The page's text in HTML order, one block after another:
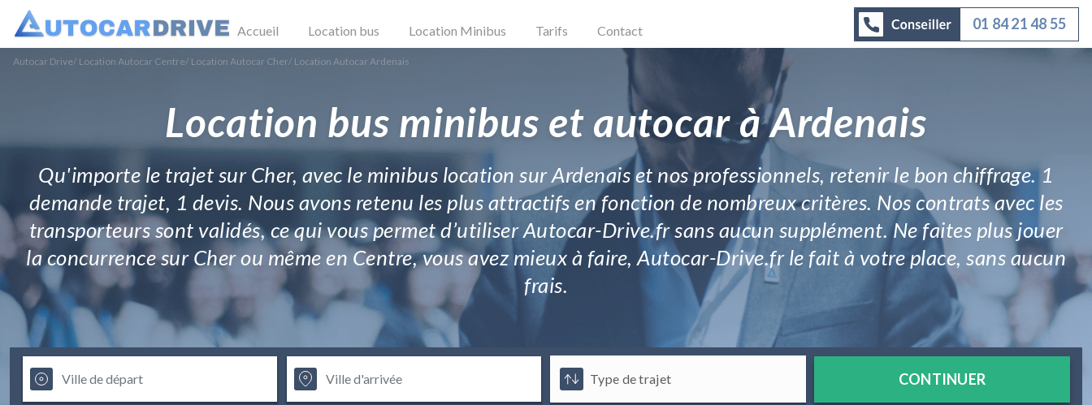
Accueil Location bus Location Minibus Tarifs Contact 01 84 21 48 55
Autocar Drive/ Location Autocar Centre/ Location Autocar Cher/ Location Autocar Ardenais
Location bus minibus et autocar à Ardenais
Qu'importe le trajet sur Cher, avec le minibus location sur Ardenais et nos professionnels, retenir le bon chiffrage. 1
demande trajet, 1 devis. Nous avons retenu les plus attractifs en fonction de nombreux critères. Nos contrats avec les
transporteurs sont validés, ce qui vous permet d’utiliser Autocar-Drive.fr sans aucun supplément. Ne faites plus jouer
la concurrence sur Cher ou même en Centre, vous avez mieux à faire, Autocar-Drive.fr le fait à votre place, sans aucun
frais.
CONTINUER